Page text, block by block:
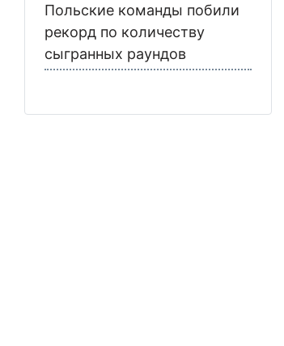
Польские команды побили
рекорд по количеству
сыгранных раундов